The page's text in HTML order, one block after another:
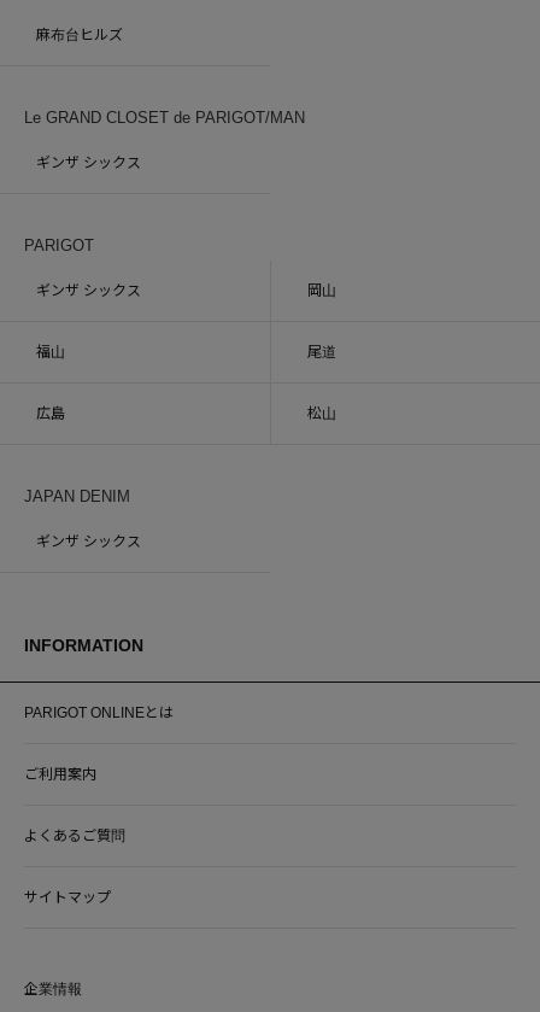
麻布台ヒルズ
Le GRAND CLOSET de PARIGOT/MAN
ギンザ シックス
PARIGOT
ギンザ シックス 岡山
福山 尾道
広島 松山
JAPAN DENIM
ギンザ シックス
INFORMATION
PARIGOT ONLINEとは
ご利用案内
よくあるご質問
サイトマップ
企業情報